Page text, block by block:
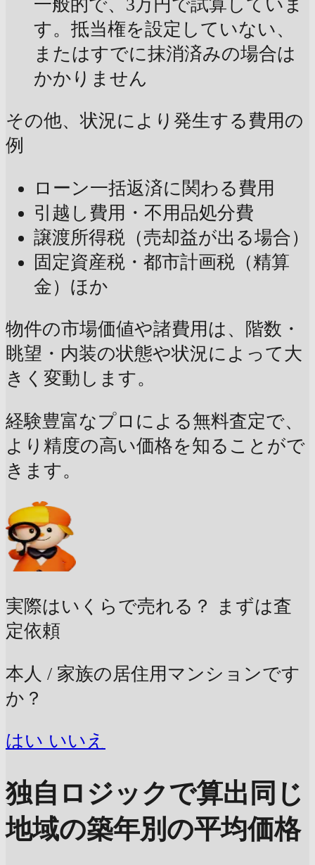
一般的で、3万円で試算していま
す。抵当権を設定していない、
またはすでに抹消済みの場合は
かかりません
その他、状況により発生する費用の
例
ローン一括返済に関わる費用
引越し費用・不用品処分費
譲渡所得税（売却益が出る場合）
固定資産税・都市計画税（精算
金）ほか
物件の市場価値や諸費用は、階数・
眺望・内装の状態や状況によって大
きく変動します。
経験豊富なプロによる無料査定で、
より精度の高い価格を知ることがで
きます。
実際はいくらで売れる？
まずは査
定依頼
本人 / 家族の居住用マンションです
か？
はい いいえ
独自ロジックで算出 同じ
地域の築年別の平均価格